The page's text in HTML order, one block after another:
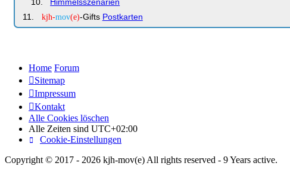
Himmelsszenarien
kjh-mov(e)-Gifts Postkarten
Home Forum
Sitemap
Impressum
Kontakt
Alle Cookies löschen
Alle Zeiten sind UTC+02:00
Cookie-Einstellungen
Copyright © 2017 - 2026 kjh-mov(e) All rights reserved - 9 Years active.